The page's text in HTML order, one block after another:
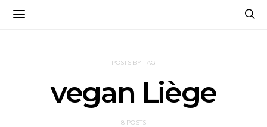
POSTS BY TAG
vegan Liège
8 POSTS